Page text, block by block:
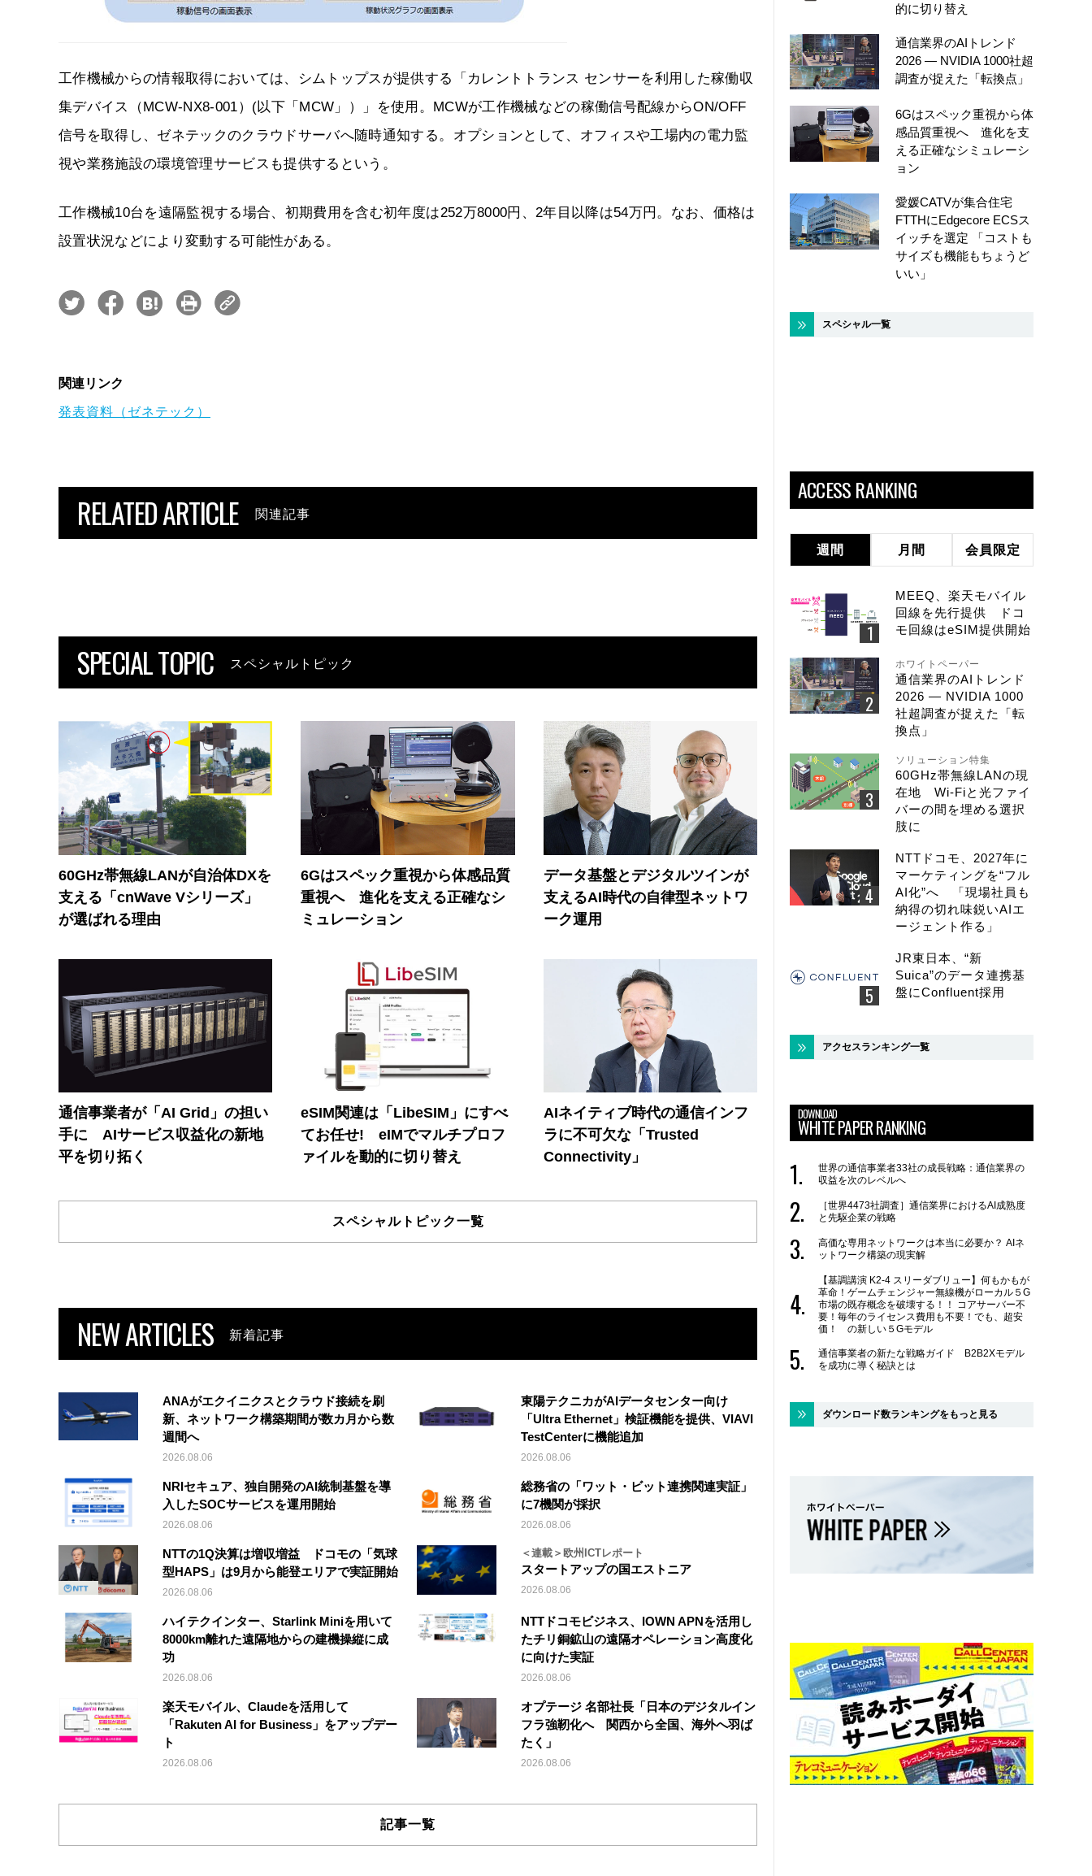
工作機械からの情報取得においては、シムトップスが提供する「カレントトランス センサーを利用した稼働収
集デバイス（MCW-NX8-001）(以下「MCW」）」を使用。MCWが工作機械などの稼働信号配線からON/OFF
信号を取得し、ゼネテックのクラウドサーバへ随時通知する。オプションとして、オフィスや工場内の電力監
視や業務施設の環境管理サービスも提供するという。
工作機械10台を遠隔監視する場合、初期費用を含む初年度は252万8000円、2年目以降は54万円。なお、価格は
設置状況などにより変動する可能性がある。
関連リンク
発表資料（ゼネテック）
RELATED ARTICLE 関連記事
SPECIAL TOPIC スペシャルトピック
60GHz帯無線LANが自治体DXを
支える「cnWave Vシリーズ」
が選ばれる理由
6Gはスペック重視から体感品質
重視へ 進化を支える正確なシ
ミュレーション
データ基盤とデジタルツインが
支えるAI時代の自律型ネットワ
ーク運用
通信事業者が「AI Grid」の担い
手に AIサービス収益化の新地
平を切り拓く
eSIM関連は「LibeSIM」にすべ
てお任せ! eIMでマルチプロフ
ァイルを動的に切り替え
AIネイティブ時代の通信インフ
ラに不可欠な「Trusted
Connectivity」
スペシャルトピック一覧
NEW ARTICLES 新着記事
ANAがエクイニクスとクラウド接続を刷
新、ネットワーク構築期間が数カ月から数
週間へ
2026.08.06
東陽テクニカがAIデータセンター向け
「Ultra Ethernet」検証機能を提供、VIAVI
TestCenterに機能追加
2026.08.06
NRIセキュア、独自開発のAI統制基盤を導
入したSOCサービスを運用開始
2026.08.06
総務省の「ワット・ビット連携関連実証」
に7機関が採択
2026.08.06
NTTの1Q決算は増収増益 ドコモの「気球
型HAPS」は9月から能登エリアで実証開始
2026.08.06
＜連載＞欧州ICTレポート
スタートアップの国エストニア
2026.08.06
ハイテクインター、Starlink Miniを用いて
8000km離れた遠隔地からの建機操縦に成
功
2026.08.06
NTTドコモビジネス、IOWN APNを活用し
たチリ銅鉱山の遠隔オペレーション高度化
に向けた実証
2026.08.06
楽天モバイル、Claudeを活用して
「Rakuten AI for Business」をアップデー
ト
2026.08.06
オプテージ 名部社長「日本のデジタルイン
フラ強靭化へ 関西から全国、海外へ羽ば
たく」
2026.08.06
記事一覧
的に切り替え
通信業界のAIトレンド
2026 ― NVIDIA 1000社超
調査が捉えた「転換点」
6Gはスペック重視から体
感品質重視へ 進化を支
える正確なシミュレーシ
ョン
愛媛CATVが集合住宅
FTTHにEdgecore ECSス
イッチを選定 「コストも
サイズも機能もちょうど
いい」
スペシャル一覧
ACCESS RANKING
週間 月間 会員限定
MEEQ、楽天モバイル
回線を先行提供 ドコ
モ回線はeSIM提供開始
ホワイトペーパー
通信業界のAIトレンド
2026 ― NVIDIA 1000
社超調査が捉えた「転
換点」
ソリューション特集
60GHz帯無線LANの現
在地 Wi-Fiと光ファイ
バーの間を埋める選択
肢に
NTTドコモ、2027年に
マーケティングを“フル
AI化”へ 「現場社員も
納得の切れ味鋭いAIエ
ージェント作る」
JR東日本、“新
Suica”のデータ連携基
盤にConfluent採用
アクセスランキング一覧
DOWNLOAD
WHITE PAPER RANKING
世界の通信事業者33社の成長戦略：通信業界の
収益を次のレベルへ
［世界4473社調査］通信業界におけるAI成熟度
と先駆企業の戦略
高価な専用ネットワークは本当に必要か？ AIネ
ットワーク構築の現実解
【基調講演 K2-4 スリーダブリュー】何もかもが
革命！ゲームチェンジャー無線機がローカル５G
市場の既存概念を破壊する！！ コアサーバー不
要！毎年のライセンス費用も不要！でも、超安
価！ の新しい５Gモデル
通信事業者の新たな戦略ガイド B2B2Xモデル
を成功に導く秘訣とは
ダウンロード数ランキングをもっと見る